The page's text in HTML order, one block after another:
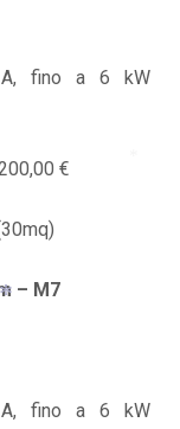
A, fino a 6 kW
€
– M7
A, fino a 6 kW